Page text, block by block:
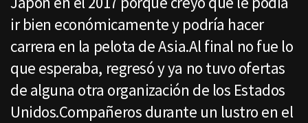
ir bien económicamente y podría hacer
carrera en la pelota de Asia.Al final no fue lo
que esperaba, regresó y ya no tuvo ofertas
de alguna otra organización de los Estados
Unidos.Compañeros durante un lustro en el